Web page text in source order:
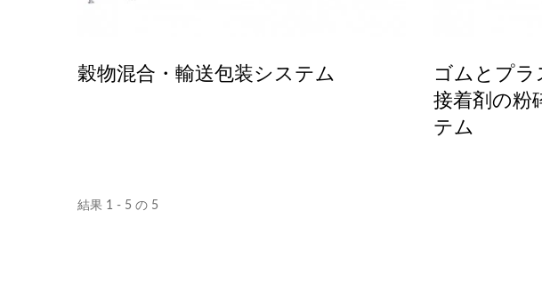
穀物混合・輸送包装システム
ゴムとプ
接着剤の粉
テム
結果 1 - 5 の 5